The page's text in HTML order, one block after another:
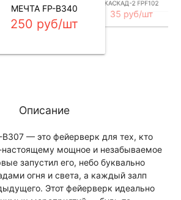
МЕЧТА FP-B340
250 руб/шт
КАСКАД-2 FPF102
35 руб/шт
Описание
— это фейерверк для тех, кто
настоящему мощное и незабываемое
запустил его, небо буквально
огня и света, а каждый залп
Этот фейерверк идеально